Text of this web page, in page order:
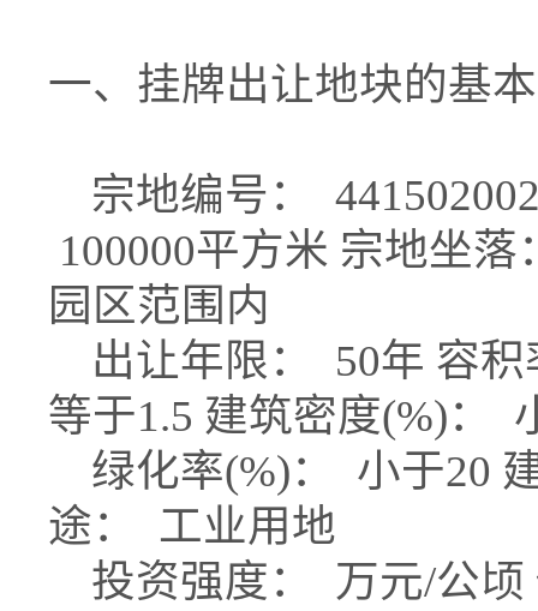
一、挂牌出让地块的基
宗地编号：
100000平方米 宗地坐
园区范围内
出让年限： 50年 容积
等于1.5 建筑密度(%)：
绿化率(%)： 小于20
途： 工业用地
投资强度： 万元/公顷